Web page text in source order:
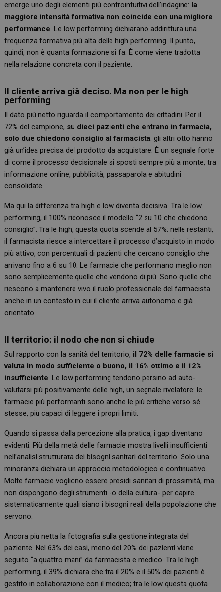
emerge uno degli elementi più controintuitivi dell’indagine: la
maggiore intensità formativa non coincide con una migliore
performance. Le low performing dichiarano addirittura una
frequenza formativa più alta delle high performing. Il punto,
quindi, non è quanta formazione si fa. È come viene tradotta
nella relazione concreta con il paziente.
Il cliente arriva già deciso. Ma non per le high
performing
Il dato più netto riguarda il comportamento dei cittadini. Per il
72% del campione, su dieci pazienti che entrano in farmacia,
solo due chiedono consiglio al farmacista: gli altri otto hanno
già un’idea precisa del prodotto da acquistare. È un segnale forte
di come il processo decisionale si sposti sempre più a monte, tra
informazione online, pubblicità, passaparola e abitudini
consolidate.
Ma qui la differenza tra high e low diventa decisiva. Tra le low
performing, il 100% riconosce il modello “2 su 10 che chiedono
consiglio”. Tra le high, questa quota scende al 57%: nelle restanti,
il farmacista riesce a intercettare il processo d’acquisto in modo
più attivo, con percentuali di pazienti che cercano consiglio che
arrivano fino a 6 su 10. Le farmacie che performano meglio non
sono semplicemente quelle che vendono di più. Sono quelle che
riescono a mantenere vivo il ruolo professionale del farmacista
anche in un contesto in cui il cliente arriva autonomo e già
orientato.
Il territorio: il nodo che non si chiude
Sul rapporto con la sanità del territorio, il 72% delle farmacie si
valuta in modo sufficiente o buono, il 16% ottimo e il 12%
insufficiente. Le low performing tendono persino ad auto-
valutarsi più positivamente delle high, un segnale rivelatore: le
farmacie più performanti sono anche le più critiche verso sé
stesse, più capaci di leggere i propri limiti.
Quando si passa dalla percezione alla pratica, i gap diventano
evidenti. Più della metà delle farmacie mostra livelli insufficienti
nell’analisi strutturata dei bisogni sanitari del territorio. Solo una
minoranza dichiara un approccio metodologico e continuativo.
Molte farmacie vogliono essere presidi sanitari di prossimità, ma
non dispongono degli strumenti -o della cultura- per capire
sistematicamente quali siano i bisogni reali della popolazione che
servono.
Ancora più netta la fotografia sulla gestione integrata del
paziente. Nel 63% dei casi, meno del 20% dei pazienti viene
seguito “a quattro mani” da farmacista e medico. Tra le high
performing, il 39% dichiara che tra il 20% e il 50% dei pazienti è
gestito in collaborazione con il medico; tra le low questa quota